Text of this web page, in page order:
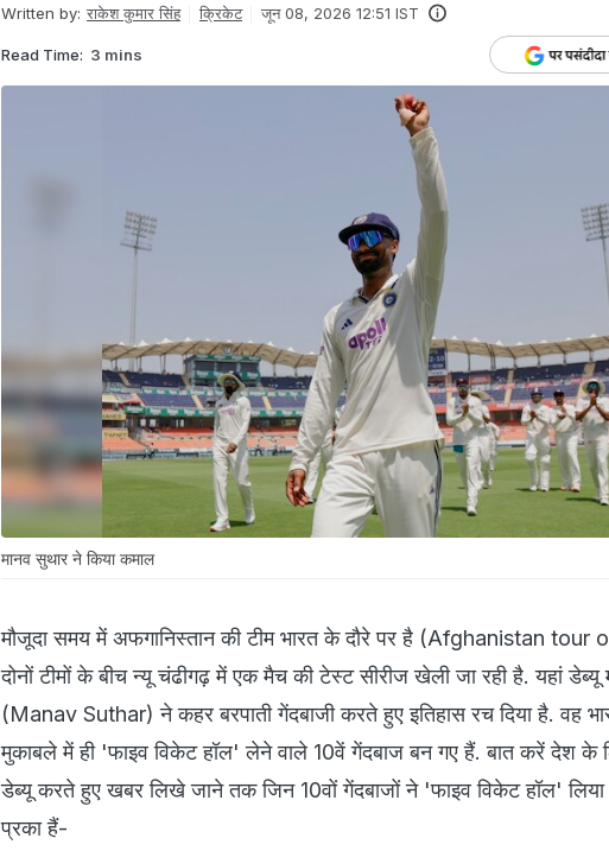
Written by: राकेश कुमार सिंह क्रिकेट जून 08, 2026 12:51 IST
Read Time: 3 mins
मानव सुथार ने किया कमाल
मौजूदा समय में अफगानिस्तान की टीम भारत के दौरे पर है (Afghanistan
दोनों टीमों के बीच न्यू चंढीगढ़ में एक मैच की टेस्ट सीरीज खेली जा रही है. यहां
(Manav Suthar) ने कहर बरपाती गेंदबाजी करते हुए इतिहास रच दिया है. वह
मुकाबले में ही 'फाइव विकेट हॉल' लेने वाले 10वें गेंदबाज बन गए हैं. बात करें देश के
डेब्यू करते हुए खबर लिखे जाने तक जिन 10वों गेंदबाजों ने 'फाइव विकेट हॉल'
प्रका हैं-